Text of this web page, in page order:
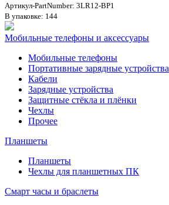
Артикул-PartNumber: 3LR12-BP1
В упаковке: 144
Мобильные телефоны и аксессуары
Мобильные телефоны
Портативные зарядные устройства
Кабели
Зарядные устройства
Защитные стёкла и плёнки
Чехлы
Прочее
Планшеты
Планшеты
Чехлы для планшетных ПК
Смарт часы и браслеты